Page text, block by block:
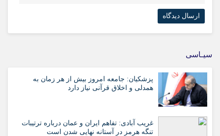
سیـاسی
پزشکیان: جامعه امروز بیش از هر زمان به
همدلی و اخلاق قرآنی نیاز دارد
غریب آبادی: تفاهم ایران و عمان درباره ترتیبات
تنگه هرمز در آستانه نهایی شدن است